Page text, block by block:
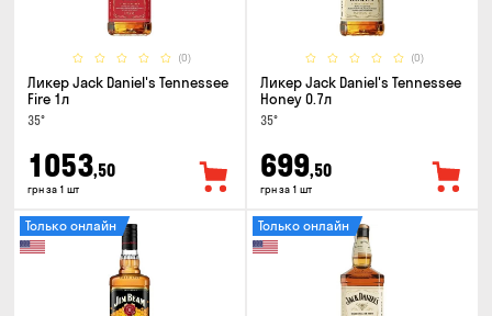
(0)
Ликер Jack Daniel's Tennessee
Fire 1л
35°
1053,50
грн за 1 шт
(0)
Ликер Jack Daniel's Tennessee
Honey 0.7л
35°
699,50
грн за 1 шт
Только онлайн Только онлайн